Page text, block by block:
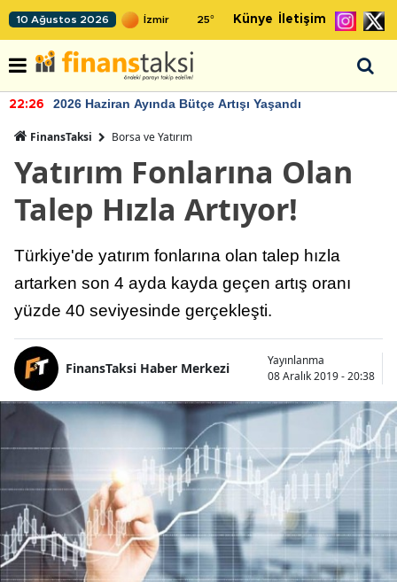
10 Ağustos 2026 25° Künye İletişim
22:26 2026 Haziran Ayında Bütçe Artışı Yaşandı
FinansTaksi Borsa ve Yatırım
Yatırım Fonlarına Olan
Talep Hızla Artıyor!
Türkiye'de yatırım fonlarına olan talep hızla
artarken son 4 ayda kayda geçen artış oranı
yüzde 40 seviyesinde gerçekleşti.
FinansTaksi Haber Merkezi
Yayınlanma
08 Aralık 2019 - 20:38